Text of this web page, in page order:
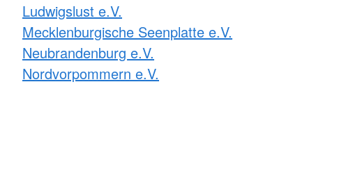
Ludwigslust e.V.
Mecklenburgische Seenplatte e.V.
Neubrandenburg e.V.
Nordvorpommern e.V.